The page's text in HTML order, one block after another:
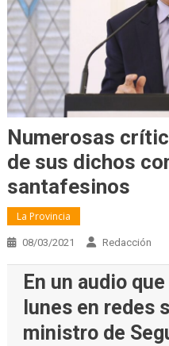
Numerosas
de sus dichos
santafesinos
La Provincia
08/03/2021 Redacción
En un audio
lunes en redes
ministro de